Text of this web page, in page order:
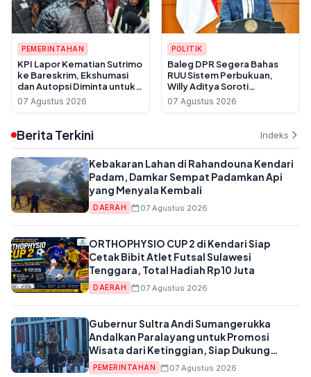
PEMERINTAHAN
KPI Lapor Kematian Sutrimo
ke Bareskrim, Ekshumasi
dan Autopsi Diminta untuk
Usut Dugaan Pembunuhan
07 Agustus 2026
POLITIK
Baleg DPR Segera Bahas
RUU Sistem Perbukuan,
Willy Aditya Soroti
Maraknya Penerbit Gulung
Tikar
07 Agustus 2026
Berita Terkini Indeks
Kebakaran Lahan di Rahandouna Kendari
Padam, Damkar Sempat Padamkan Api
yang Menyala Kembali
DAERAH 07 Agustus 2026
ORTHOPHYSIO CUP 2 di Kendari Siap
Cetak Bibit Atlet Futsal Sulawesi
Tenggara, Total Hadiah Rp10 Juta
DAERAH 07 Agustus 2026
Gubernur Sultra Andi Sumangerukka
Andalkan Paralayang untuk Promosi
Wisata dari Ketinggian, Siap Dukung
Anggaran APBD
PEMERINTAHAN 07 Agustus 2026